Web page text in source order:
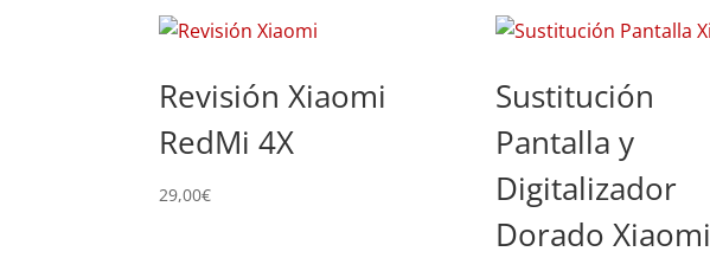
Revisión Xiaomi
RedMi 4X
29,00€
Sustitución
Pantalla y
Digitalizador
Dorado Xiaomi